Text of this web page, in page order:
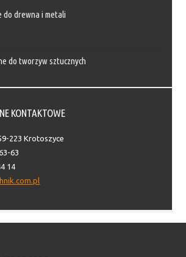
do drewna i metali
do tworzyw sztucznych
KONTAKTOWE
223 Krotoszyce
63
14